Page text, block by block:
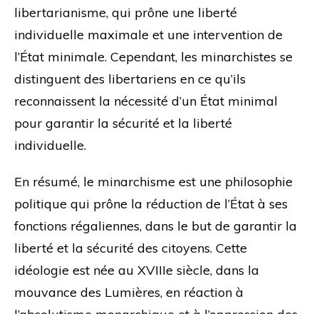
libertarianisme, qui prône une liberté
individuelle maximale et une intervention de
l’État minimale. Cependant, les minarchistes se
distinguent des libertariens en ce qu’ils
reconnaissent la nécessité d’un État minimal
pour garantir la sécurité et la liberté
individuelle.
En résumé, le minarchisme est une philosophie
politique qui prône la réduction de l’État à ses
fonctions régaliennes, dans le but de garantir la
liberté et la sécurité des citoyens. Cette
idéologie est née au XVIIIe siècle, dans la
mouvance des Lumières, en réaction à